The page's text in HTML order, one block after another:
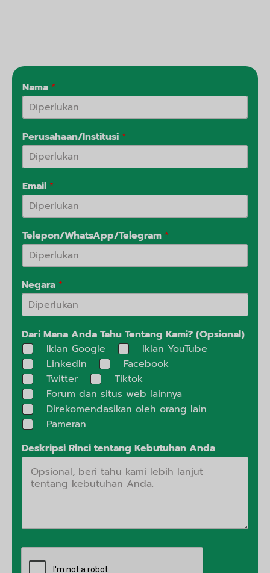
Nama *
Perusahaan/Institusi *
Email *
Telepon/WhatsApp/Telegram *
Negara *
Dari Mana Anda Tahu Tentang Kami? (Opsional)
Iklan Google
Iklan YouTube
Linkedln
Facebook
Twitter
Tiktok
Forum dan situs web lainnya
Direkomendasikan oleh orang lain
Pameran
Deskripsi Rinci tentang Kebutuhan Anda